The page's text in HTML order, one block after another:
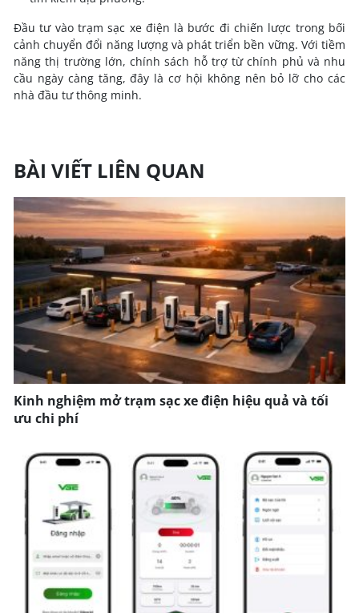
Đầu tư vào trạm sạc xe điện là bước đi chiến lược trong bối
cảnh chuyển đổi năng lượng và phát triển bền vững. Với tiềm
năng thị trường lớn, chính sách hỗ trợ từ chính phủ và nhu
cầu ngày càng tăng, đây là cơ hội không nên bỏ lỡ cho các
nhà đầu tư thông minh.
BÀI VIẾT LIÊN QUAN
Kinh nghiệm mở trạm sạc xe điện hiệu quả và tối
ưu chi phí